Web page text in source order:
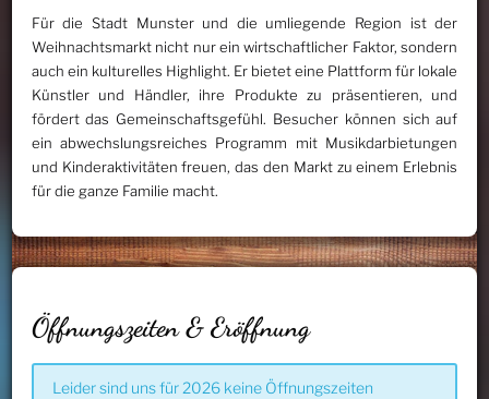
Für die Stadt Munster und die umliegende Region ist der
Weihnachtsmarkt nicht nur ein wirtschaftlicher Faktor, sondern
auch ein kulturelles Highlight. Er bietet eine Plattform für lokale
Künstler und Händler, ihre Produkte zu präsentieren, und
fördert das Gemeinschaftsgefühl. Besucher können sich auf
ein abwechslungsreiches Programm mit Musikdarbietungen
und Kinderaktivitäten freuen, das den Markt zu einem Erlebnis
für die ganze Familie macht.
Öffnungszeiten & Eröffnung
Leider sind uns für 2026 keine Öffnungszeiten